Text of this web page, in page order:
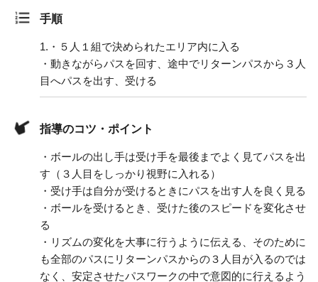
手順
1. ・５人１組で決められたエリア内に入る
・動きながらパスを回す、途中でリターンパスから３人
目へパスを出す、受ける
指導のコツ・ポイント
・ボールの出し手は受け手を最後までよく見てパスを出
す（３人目をしっかり視野に入れる）
・受け手は自分が受けるときにパスを出す人を良く見る
・ボールを受けるとき、受けた後のスピードを変化させ
る
・リズムの変化を大事に行うように伝える、そのために
も全部のパスにリターンパスからの３人目が入るのでは
なく、安定させたパスワークの中で意図的に行えるよう